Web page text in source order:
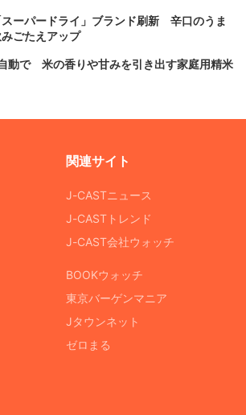
ーパードライ」ブランド刷新 辛口のうま
ごたえアップ
動で 米の香りや甘みを引き出す家庭用精米
関連サイト
J-CASTニュース
J-CASTトレンド
J-CAST会社ウォッチ
BOOKウォッチ
東京バーゲンマニア
Jタウンネット
ゼロまる